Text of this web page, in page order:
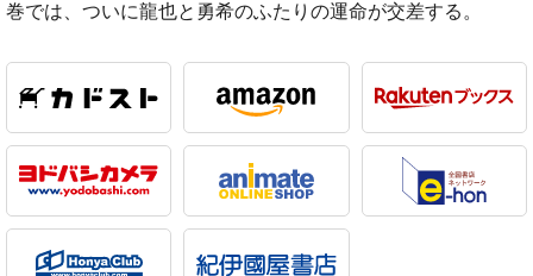
巻では、ついに龍也と勇希のふたりの運命が交差する。